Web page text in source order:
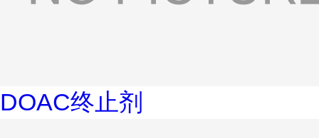
DOAC终止剂